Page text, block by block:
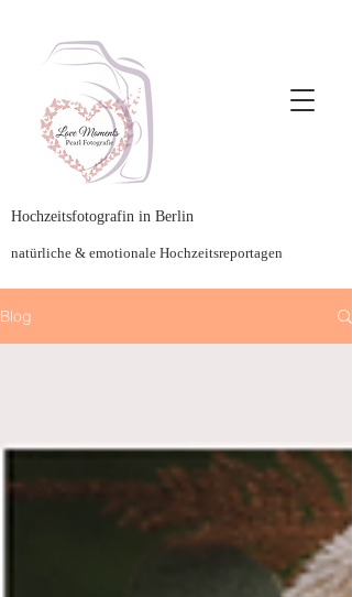
Hochzeitsfotografin in Berlin
natürliche & emotionale Hochzeitsreportagen
Blog